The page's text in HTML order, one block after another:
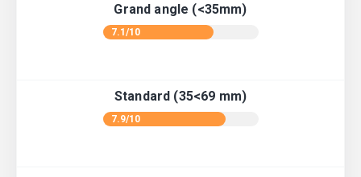
Grand angle (<35mm)
7.1/10
Standard (35<69 mm)
7.9/10